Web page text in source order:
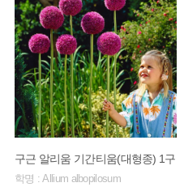
구근 알리움 기간티움(대형종) 1구
학명 : Allium albopilosum